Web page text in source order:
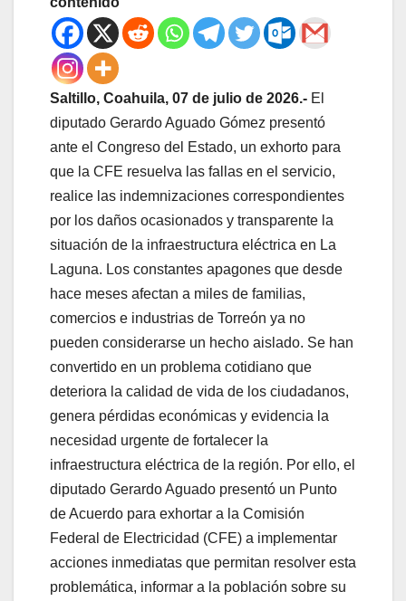
Saltillo, Coahuila, 07 de julio de 2026.- El
diputado Gerardo Aguado Gómez presentó
ante el Congreso del Estado, un exhorto para
que la CFE resuelva las fallas en el servicio,
realice las indemnizaciones correspondientes
por los daños ocasionados y transparente la
situación de la infraestructura eléctrica en La
Laguna. Los constantes apagones que desde
hace meses afectan a miles de familias,
comercios e industrias de Torreón ya no
pueden considerarse un hecho aislado. Se han
convertido en un problema cotidiano que
deteriora la calidad de vida de los ciudadanos,
genera pérdidas económicas y evidencia la
necesidad urgente de fortalecer la
infraestructura eléctrica de la región. Por ello, el
diputado Gerardo Aguado presentó un Punto
de Acuerdo para exhortar a la Comisión
Federal de Electricidad (CFE) a implementar
acciones inmediatas que permitan resolver esta
problemática, informar a la población sobre su